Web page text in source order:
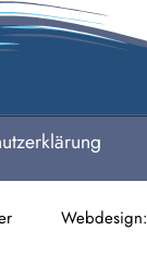
Webdesign: